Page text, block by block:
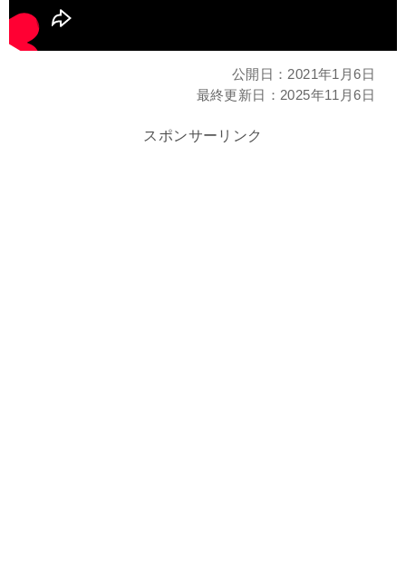
公開日： 2021年1月6日
最終更新日： 2025年11月6日
スポンサーリンク